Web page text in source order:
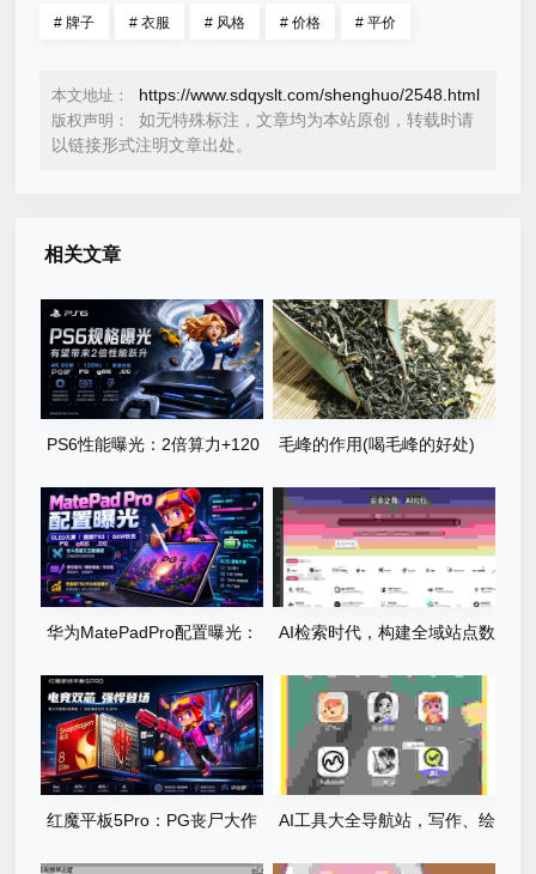
# 牌子 # 衣服 # 风格 # 价格 # 平价
本文地址： https://www.sdqyslt.com/shenghuo/2548.html
版权声明：
如无特殊标注，文章均为本站原创，转载时请
以链接形式注明文章出处。
相关文章
PS6性能曝光：2倍算力+120
帧运行PG直击龙卷风真实风
暴世界
毛峰的作用(喝毛峰的好处)
华为MatePadPro配置曝光：
PG丧尸大作战体验全面升级
AI检索时代，构建全域站点数
据库，网站库上线运营
红魔平板5Pro：PG丧尸大作
战满帧运行，185Hz屏碾压尸
AI工具大全导航站，写作、绘
画、编程……你想要的都在这